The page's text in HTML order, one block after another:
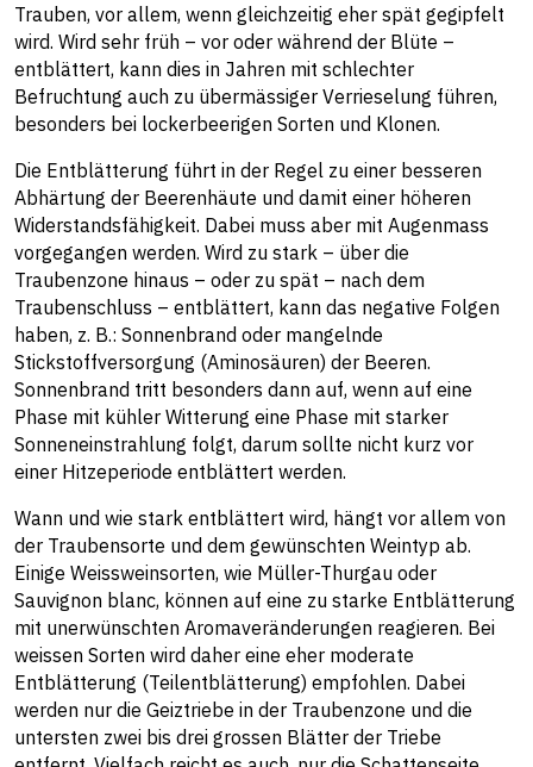
Trauben, vor allem, wenn gleichzeitig eher spät gegipfelt
wird. Wird sehr früh – vor oder während der Blüte –
entblättert, kann dies in Jahren mit schlechter
Befruchtung auch zu übermässiger Verrieselung führen,
besonders bei lockerbeerigen Sorten und Klonen.
Die Entblätterung führt in der Regel zu einer besseren
Abhärtung der Beerenhäute und damit einer höheren
Widerstandsfähigkeit. Dabei muss aber mit Augenmass
vorgegangen werden. Wird zu stark – über die
Traubenzone hinaus – oder zu spät – nach dem
Traubenschluss – entblättert, kann das negative Folgen
haben, z. B.: Sonnenbrand oder mangelnde
Stickstoffversorgung (Aminosäuren) der Beeren.
Sonnenbrand tritt besonders dann auf, wenn auf eine
Phase mit kühler Witterung eine Phase mit starker
Sonneneinstrahlung folgt, darum sollte nicht kurz vor
einer Hitzeperiode entblättert werden.
Wann und wie stark entblättert wird, hängt vor allem von
der Traubensorte und dem gewünschten Weintyp ab.
Einige Weissweinsorten, wie Müller-Thurgau oder
Sauvignon blanc, können auf eine zu starke Entblätterung
mit unerwünschten Aromaveränderungen reagieren. Bei
weissen Sorten wird daher eine eher moderate
Entblätterung (Teilentblätterung) empfohlen. Dabei
werden nur die Geiztriebe in der Traubenzone und die
untersten zwei bis drei grossen Blätter der Triebe